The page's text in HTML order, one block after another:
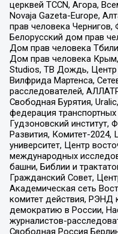
церквей TCCN, Агора,
Novaja Gazeta-Europe,
прав человека
Белорусский дом прав
Дом прав человека
Дом прав человека
Studios, ТВ Дождь, Центр
Вилфрида Мартенса,
расследователей,
Свободная Бурятия,
федерация
Гудзоновский институт,
Развития, Комитет-2024,
университет, Центр
международных
башни, Библии и
Гражданский Совет,
Академическая сеть
комитет действия, РЭНД
демократию в России,
журналистов-
Свободная Россия